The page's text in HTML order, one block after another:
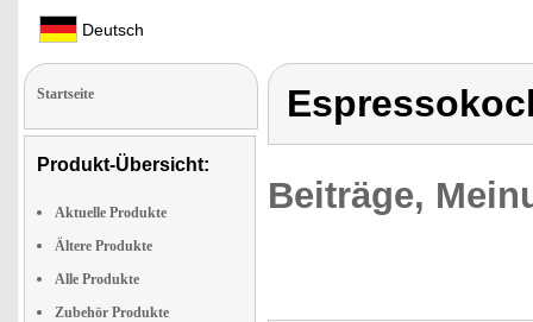
Deutsch
Startseite
Produkt-Übersicht:
Aktuelle Produkte
Ältere Produkte
Alle Produkte
Zubehör Produkte
Beiträge,